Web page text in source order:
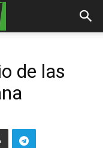
de las